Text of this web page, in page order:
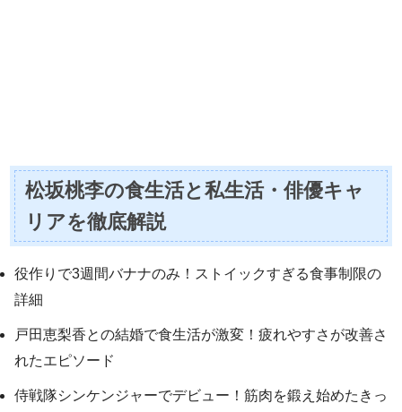
松坂桃李の食生活と私生活・俳優キャ
リアを徹底解説
役作りで3週間バナナのみ！ストイックすぎる食事制限の
詳細
戸田恵梨香との結婚で食生活が激変！疲れやすさが改善さ
れたエピソード
侍戦隊シンケンジャーでデビュー！筋肉を鍛え始めたきっ